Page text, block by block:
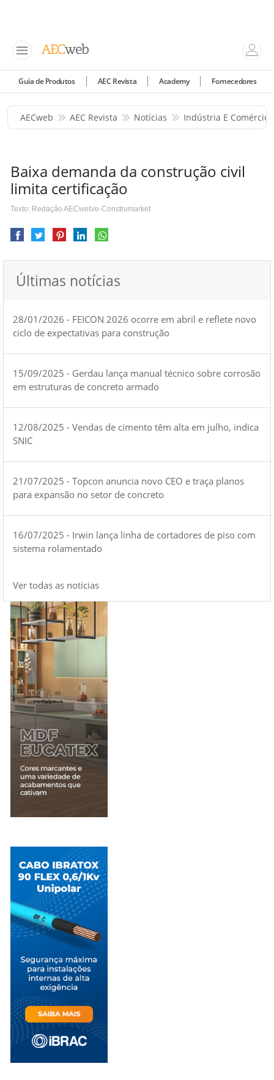
Guia de Produtos AEC Revista Academy Fornecedores
AECweb AEC Revista Notícias Indústria E Comércio
Baixa demanda da construção civil
limita certificação
Texto: Redação AECweb/e-Construmarket
Últimas notícias
28/01/2026 - FEICON 2026 ocorre em abril e reflete novo
ciclo de expectativas para construção
15/09/2025 - Gerdau lança manual técnico sobre corrosão
em estruturas de concreto armado
12/08/2025 - Vendas de cimento têm alta em julho, indica
SNIC
21/07/2025 - Topcon anuncia novo CEO e traça planos
para expansão no setor de concreto
16/07/2025 - Irwin lança linha de cortadores de piso com
sistema rolamentado
Ver todas as notícias